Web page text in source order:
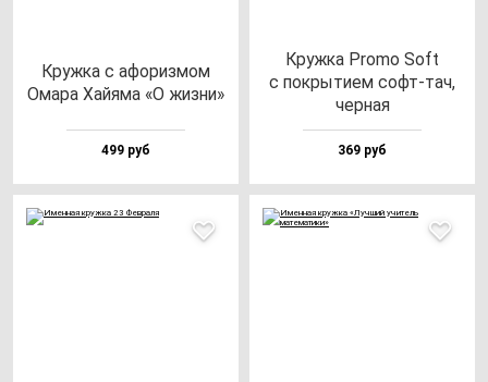
Круж­ка с афо­риз­мом
Ома­ра Хай­яма «О жиз­ни»
499 руб
Круж­ка Pro­mo Soft
с пок­ры­ти­ем софт-тач,
чер­ная
369 руб